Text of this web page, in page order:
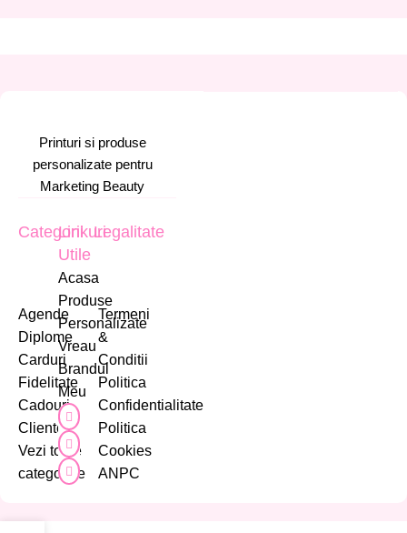
Printuri si produse
personalizate pentru
Marketing Beauty
Categorii
Agende
Diplome
Carduri
Fidelitate
Cadouri
Cliente
Vezi toate
categoriile
Linkuri
Utile
Acasa
Produse
Personalizate
Vreau
Brandul
Meu
Legalitate
Termeni
&
Conditii
Politica
Confidentialitate
Politica
Cookies
ANPC